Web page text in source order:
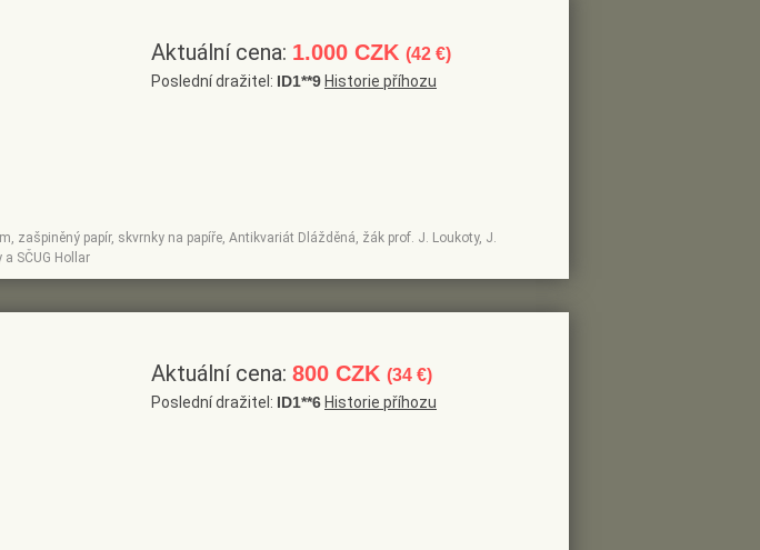
zašpiněný papír, skvrnky na papíře, Antikvariát Dlážděná, žák prof. J. Loukoty, J.
a SČUG Hollar
Aktuální cena: 1.000 CZK (42 €)
Poslední dražitel: ID1**9 Historie příhozu
Aktuální cena: 800 CZK (34 €)
Poslední dražitel: ID1**6 Historie příhozu